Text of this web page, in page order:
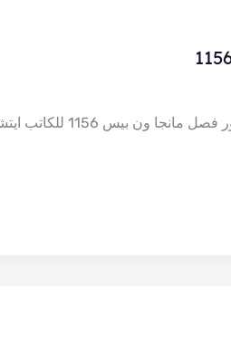
يترقب قراء مانجا ون بيس حول العالم صدور فصل مانجا ون